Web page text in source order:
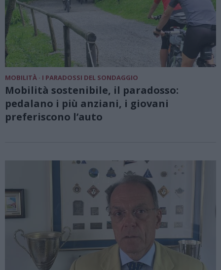
MOBILITÀ · I PARADOSSI DEL SONDAGGIO
Mobilità sostenibile, il paradosso:
pedalano i più anziani, i giovani
preferiscono l’auto